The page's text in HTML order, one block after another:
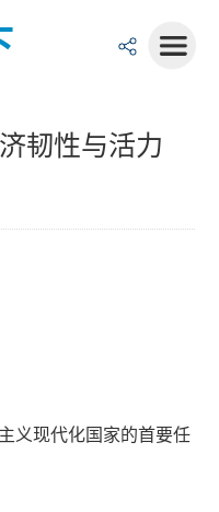
韧性与活力
义现代化国家的首要任